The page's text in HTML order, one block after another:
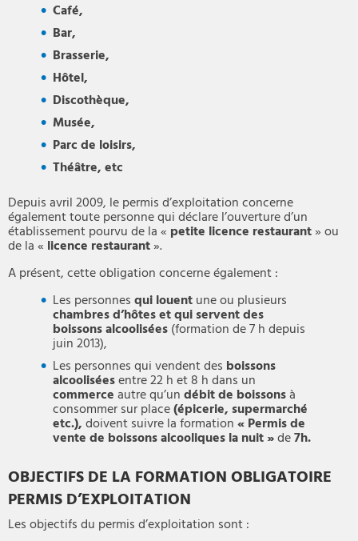
Café,
Bar,
Brasserie,
Hôtel,
Discothèque,
Musée,
Parc de loisirs,
Théâtre, etc
Depuis avril 2009, le permis d’exploitation concerne
également toute personne qui déclare l’ouverture d’un
établissement pourvu de la « petite licence restaurant» ou
de la « licence restaurant».
A présent, cette obligation concerne également :
Les personnesqui louentune ou plusieurs
chambres d’hôtes et qui servent des
boissons alcoolisées(formation de 7 h depuis
juin 2013),
Les personnes qui vendent des boissons
alcooliséesentre 22 h et 8 h dans un
commerceautre qu’undébit de boissonsà
consommer sur place(épicerie, supermarché
etc.),doivent suivre la formation« Permis de
vente de boissons alcooliques la nuit »de7h.
OBJECTIFS DE LA FORMATION OBLIGATOIRE
PERMIS D’EXPLOITATION
Les objectifs du permis d’exploitation sont :